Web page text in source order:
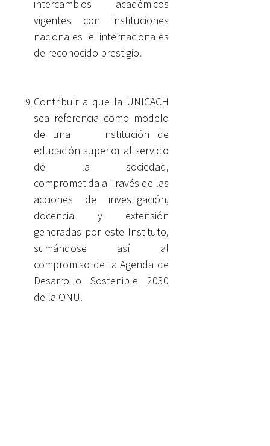
intercambios académicos
vigentes con instituciones
nacionales e internacionales
de reconocido prestigio.
Contribuir a que la UNICACH
sea referencia como modelo
de una institución de
educación superior al servicio
de la sociedad,
comprometida a Través de las
acciones de investigación,
docencia y extensión
generadas por este Instituto,
sumándose así al
compromiso de la Agenda de
Desarrollo Sostenible 2030
de la ONU.